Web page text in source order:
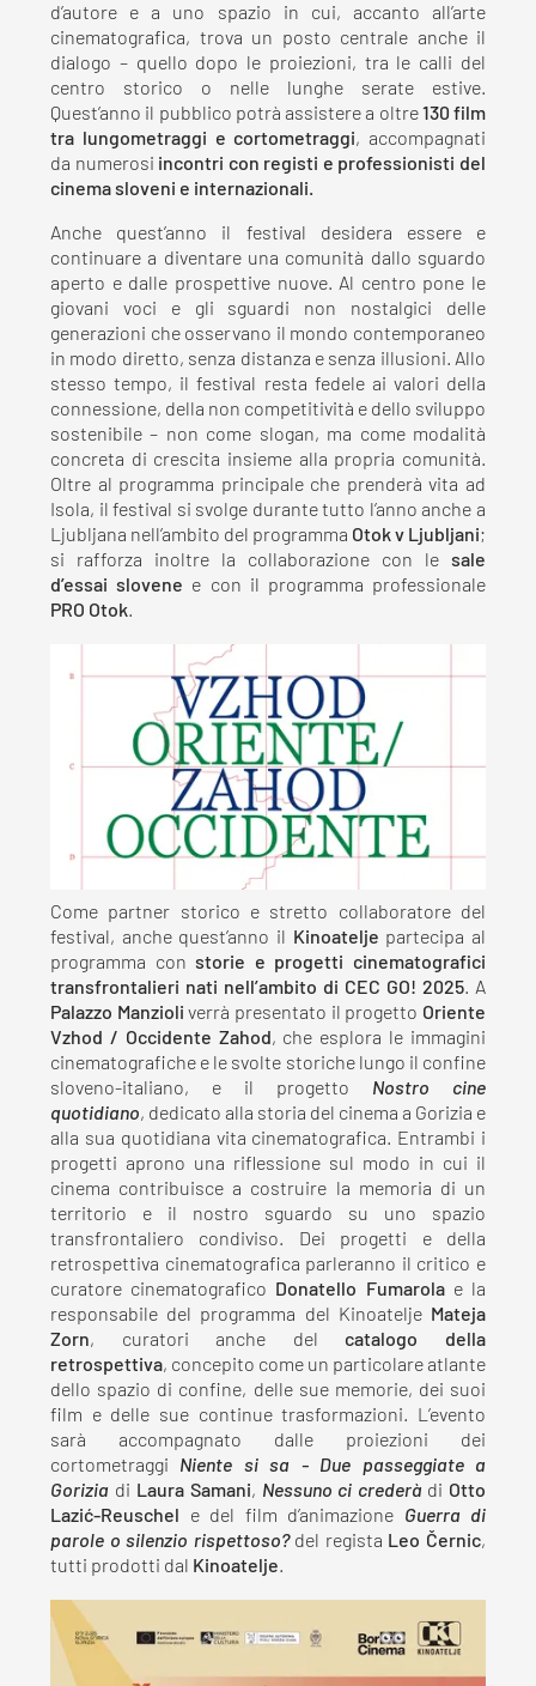
d’autore e a uno spazio in cui, accanto all’arte
cinematografica, trova un posto centrale anche il
dialogo – quello dopo le proiezioni, tra le calli del
centro storico o nelle lunghe serate estive.
Quest’anno il pubblico potrà assistere a oltre130 film
tra lungometraggi e cortometraggi, accompagnati
da numerosi incontri con registi e professionisti del
cinema sloveni e internazionali.
Anche quest’anno il festival desidera essere e
continuare a diventare una comunità dallo sguardo
aperto e dalle prospettive nuove. Al centro pone le
giovani voci e gli sguardi non nostalgici delle
generazioni che osservano il mondo contemporaneo
in modo diretto, senza distanza e senza illusioni. Allo
stesso tempo, il festival resta fedele ai valori della
connessione, della non competitività e dello sviluppo
sostenibile – non come slogan, ma come modalità
concreta di crescita insieme alla propria comunità.
Oltre al programma principale che prenderà vita ad
Isola, il festival si svolge durante tutto l’anno anche a
Ljubljana nell’ambito del programma Otok v Ljubljani;
si rafforza inoltre la collaborazione con le sale
d’essai slovene e con il programma professionale
PRO Otok.
Come partner storico e stretto collaboratore del
festival, anche quest’anno il
Kinoatelje partecipa al
programma con storie e progetti cinematografici
transfrontalieri nati nell’ambito di CEC GO! 2025. A
Palazzo Manzioli verrà presentato il progetto Oriente
Vzhod / Occidente Zahod, che esplora le immagini
cinematografiche e le svolte storiche lungo il confine
sloveno-italiano, e il progetto Nostro cine
quotidiano, dedicato alla storia del cinema a Gorizia e
alla sua quotidiana vita cinematografica. Entrambi i
progetti aprono una riflessione sul modo in cui il
cinema contribuisce a costruire la memoria di un
territorio e il nostro sguardo su uno spazio
transfrontaliero condiviso. Dei progetti e della
retrospettiva cinematografica parleranno il critico e
curatore cinematografico Donatello Fumarolae la
responsabile del programma del Kinoatelje Mateja
Zorn, curatori anche del catalogo della
retrospettiva, concepito come un particolare atlante
dello spazio di confine, delle sue memorie, dei suoi
film e delle sue continue trasformazioni. L’evento
sarà accompagnato dalle proiezioni dei
cortometraggi Niente si sa - Due passeggiate a
Gorizia di Laura Samani, Nessuno ci crederà di Otto
Lazić-Reuschel
e del film d’animazione Guerra di
parole o silenzio rispettoso?del regista Leo Černic,
tutti prodotti dal
Kinoatelje.